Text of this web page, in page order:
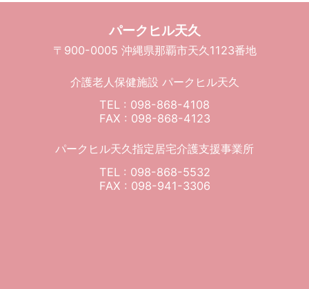
パークヒル天久
〒900-0005 沖縄県那覇市天久1123番地
介護老人保健施設 パークヒル天久
TEL : 098-868-4108
FAX : 098-868-4123
パークヒル天久指定居宅介護支援事業所
TEL : 098-868-5532
FAX : 098-941-3306